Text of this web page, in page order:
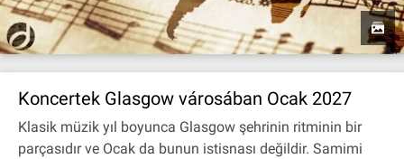
Koncertek Glasgow városában Ocak 2027
Klasik müzik yıl boyunca Glasgow şehrinin ritminin bir
parçasıdır ve Ocak da bunun istisnası değildir. Samimi